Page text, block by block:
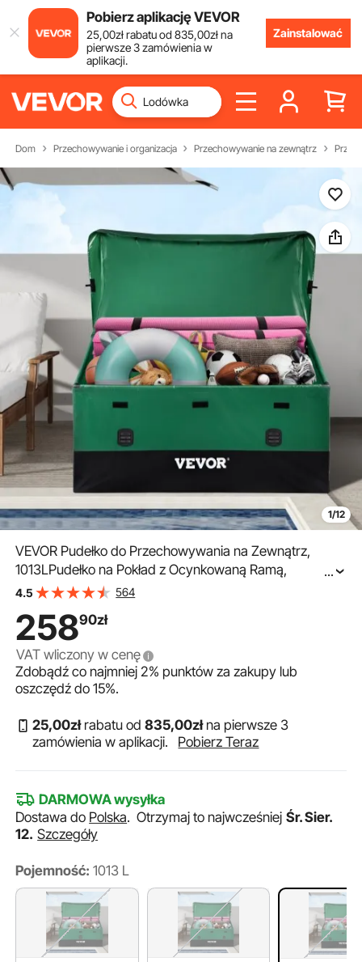
Pobierz aplikację VEVOR
25,00złrabatu od835,00złna
pierwsze 3 zamówienia w
aplikacji.
Zainstalować
Dom Przechowywanie i organizacja Przechowywanie na zewnątrz
1/12
VEVOR Pudełko do Przechowywania na Zewnątrz,
1013LPudełko na Pokład z Ocynkowaną Ramą,
Wodoodporny Schowek na Pokładzie, Plandeka PE
Brązowy i Niebieski
...
4.5 564
25890zł
VAT wliczony w cenę
Zdobądź co najmniej2% punktów za zakupy lub
oszczędź do15%.
25,00złrabatu od835,00złna pierwsze 3
zamówienia w aplikacji.
Pobierz Teraz
DARMOWA wysyłka
Dostawa do Polska.Otrzymaj to najwcześniej Śr. Sier.
12. Szczegóły
Pojemność: 1013 L